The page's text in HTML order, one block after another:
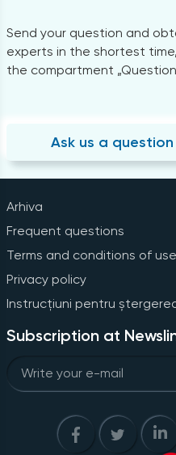
Send your question and
experts in the shortest
the compartment
Ask us a question
Arhiva
Frequent questions
Terms and conditions of
Privacy policy
Instrucțiuni pentru
Subscription at